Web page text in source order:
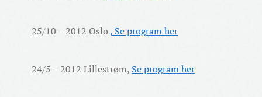
25/10 – 2012 Oslo , Se program her
24/5 – 2012 Lillestrøm, Se program her